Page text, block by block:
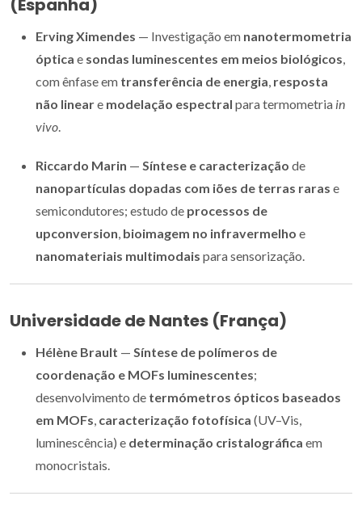
(Espanha)
Erving Ximendes — Investigação em nanotermometria
óptica e sondas luminescentes em meios biológicos,
com ênfase em transferência de energia, resposta
não lineare modelação espectral para termometria in
vivo.
Riccardo Marin — Síntese e caracterização de
nanopartículas dopadas com iões de terras raras e
semicondutores; estudo de processos de
upconversion, bioimagem no infravermelho e
nanomateriais multimodais para sensorização.
Universidade de Nantes (França)
Hélène Brault — Síntese de polímeros de
coordenação e MOFs luminescentes;
desenvolvimento de termómetros ópticos baseados
em MOFs, caracterização fotofísica (UV–Vis,
luminescência) e determinação cristalográfica em
monocristais.